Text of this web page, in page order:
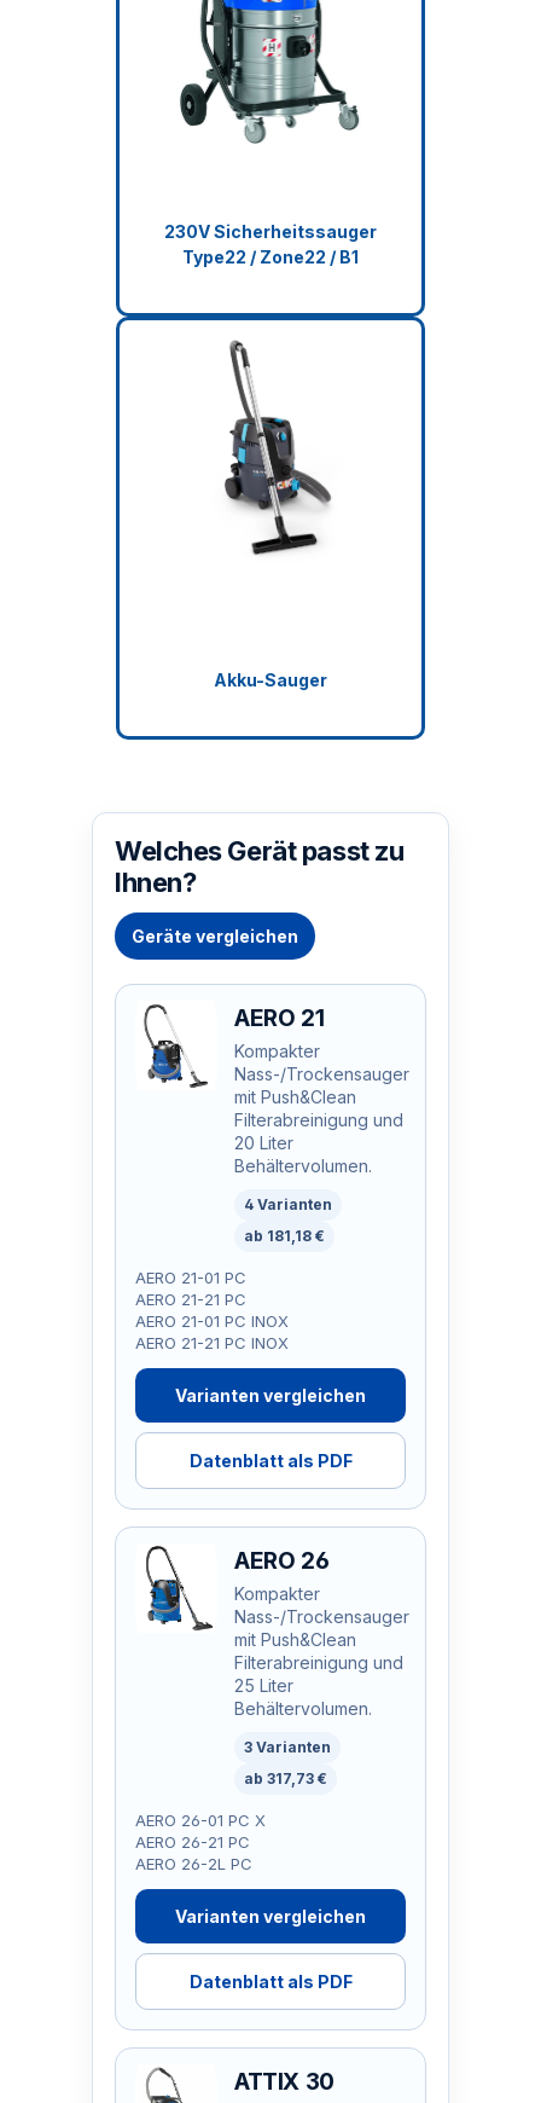
230V Sicherheitssauger
Type22 / Zone22 / B1
Akku-Sauger
Welches Gerät passt zu
Ihnen?
Geräte vergleichen
AERO 21
Kompakter
Nass-/Trockensauger
mit Push&Clean
Filterabreinigung und
20 Liter
Behältervolumen.
4 Varianten
ab 181,18 €
AERO 21-01 PC
AERO 21-21 PC
AERO 21-01 PC INOX
AERO 21-21 PC INOX
Varianten vergleichen
Datenblatt als PDF
AERO 26
Kompakter
Nass-/Trockensauger
mit Push&Clean
Filterabreinigung und
25 Liter
Behältervolumen.
3 Varianten
ab 317,73 €
AERO 26-01 PC X
AERO 26-21 PC
AERO 26-2L PC
Varianten vergleichen
Datenblatt als PDF
ATTIX 30